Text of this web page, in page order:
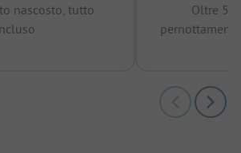
nascosto, tutto
Oltre